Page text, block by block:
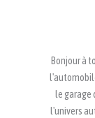
Bonjour à
le garage
l'univers